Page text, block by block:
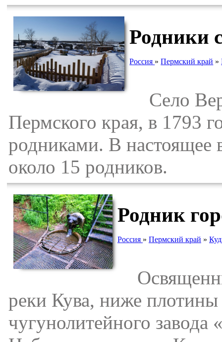
Родники
Россия »Пермский край »
Село
Пермского края, в 1793
родниками. В настоящее
около 15 родников.
Родник
Россия » Пермский край »
реки Кува, ниже плотины
чугунолитейного